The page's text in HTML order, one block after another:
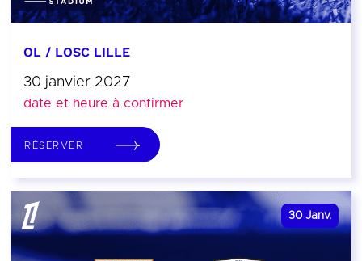
OL / LOSC LILLE
30 janvier 2027
date et heure à confirmer
RÉSERVER
30 Janv.